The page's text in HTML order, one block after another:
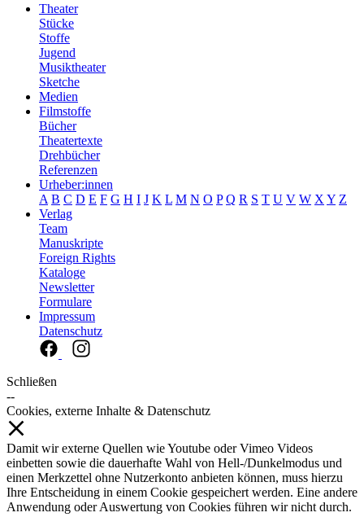
Theater
Stücke
Stoffe
Jugend
Musiktheater
Sketche
Medien
Filmstoffe
Bücher
Theatertexte
Drehbücher
Referenzen
Urheber:innen
A B C D E F G H I J K L M N O P Q R S T U V W X Y Z
Verlag
Team
Manuskripte
Foreign Rights
Kataloge
Newsletter
Formulare
Impressum
Datenschutz
Schließen
--
Cookies, externe Inhalte & Datenschutz
Damit wir externe Quellen wie Youtube oder Vimeo Videos
einbetten sowie die dauerhafte Wahl von Hell-/Dunkelmodus und
einen Merkzettel ohne Nutzerkonto anbieten können, muss hierzu
Ihre Entscheidung in einem Cookie gespeichert werden. Eine andere
Anwendung oder Auswertung von Cookies führen wir nicht durch.